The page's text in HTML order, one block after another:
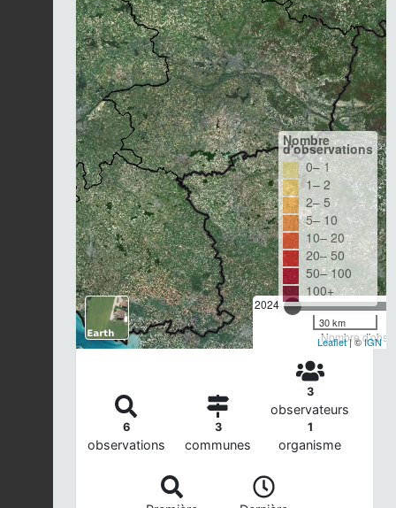
2024
Nombre
Nombre
d'observations
0– 1
1– 2
2– 5
5– 10
10– 20
20– 50
50– 100
100+
30 km
Leaflet| ©IGN
6
observations
3
communes
3
observateurs
1
organisme